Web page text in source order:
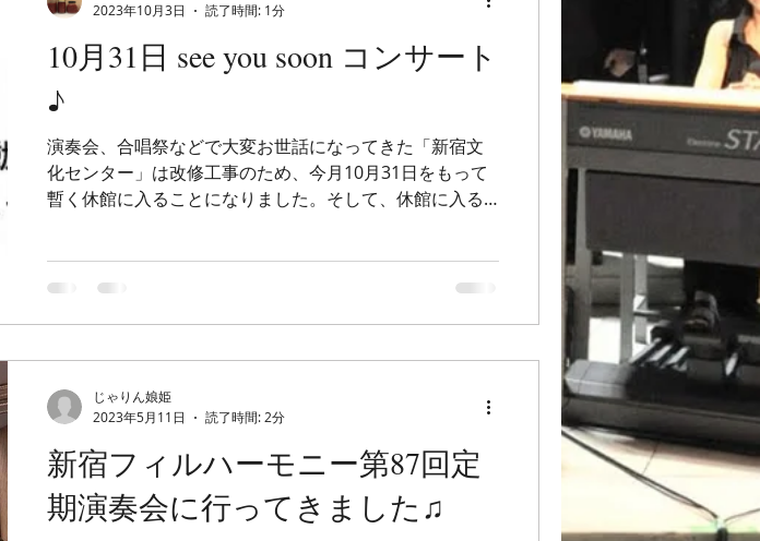
10月31日 see you soon コンサート
♪
演奏会、合唱祭などで大変お世話になってきた「新宿文
化センター」は改修工事のため、今月10月31日をもって
暫く休館に入ることになりました。そして、休館に入る
2023年10月3日
読了時間: 1分
新宿フィルハーモニー第87回定
期演奏会に行ってきました♫
じゃりん娘姫
2023年5月11日
読了時間: 2分